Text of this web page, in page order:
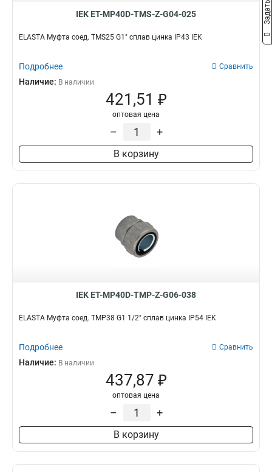
IEK ET-MP40D-TMS-Z-G04-025
ELASTA Муфта соед. TMS25 G1" сплав цинка IP43 IEK
Подробнее Сравнить
Наличие: В наличии
421,51 ₽
оптовая цена
– +
В корзину
IEK ET-MP40D-TMP-Z-G06-038
ELASTA Муфта соед. TMP38 G1 1/2" сплав цинка IP54 IEK
Подробнее Сравнить
Наличие: В наличии
437,87 ₽
оптовая цена
– +
В корзину